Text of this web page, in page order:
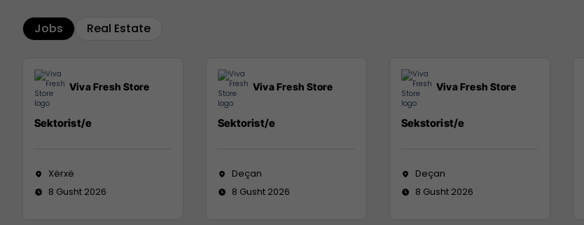
Jobs Real Estate
Viva Fresh Store
Sektorist/e
Xërxë
8 Gusht 2026
Viva Fresh Store
Sektorist/e
Deçan
8 Gusht 2026
Viva Fresh Store
Sekstorist/e
Deçan
8 Gusht 2026